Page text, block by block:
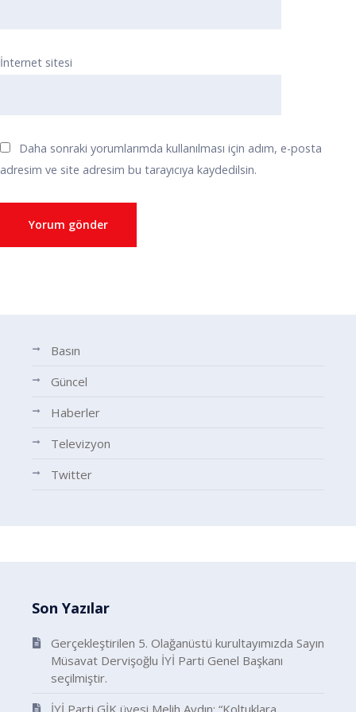
İnternet sitesi
Daha sonraki yorumlarımda kullanılması için adım, e-posta
adresim ve site adresim bu tarayıcıya kaydedilsin.
Basın
Güncel
Haberler
Televizyon
Twitter
Son Yazılar
Gerçekleştirilen 5. Olağanüstü kurultayımızda Sayın
Müsavat Dervişoğlu İYİ Parti Genel Başkanı
seçilmiştir.
İYİ Parti GİK üyesi Melih Aydın: “Koltuklara